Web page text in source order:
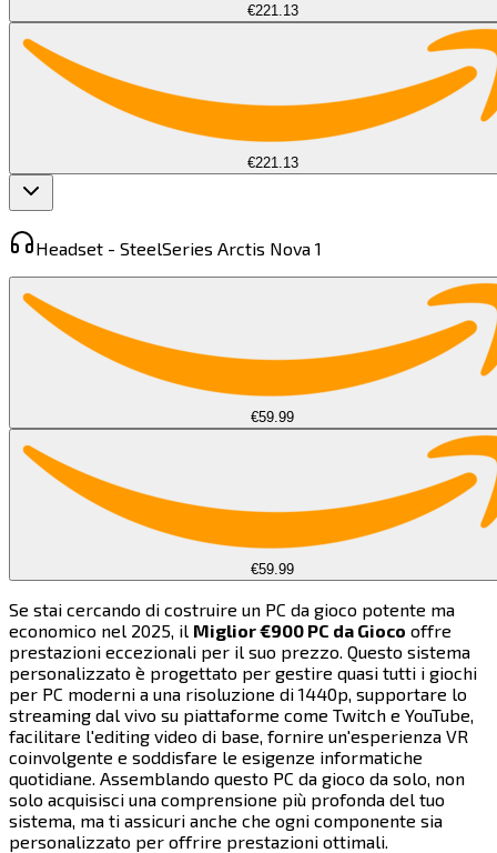
€221.13
€221.13
Headset - SteelSeries Arctis Nova 1​​​​‌ ‍ ​‍​‍‌‍ ‌ ​‍‌‍‍‌‌‍‌ ‌‍‍‌‌‍ ‍​‍​‍​ ‍‍​‍​‍‌ ​ ‌‍​‌‌‍ ‍‌‍‍‌‌ ‌​‌ ‍‌​‍ ‍‌‍‍‌‌‍ ​‍​‍​‍ ​​‍​‍‌‍‍​‌ ​‍‌‍‌‌‌‍‌‍​‍​‍​ ‍‍​‍​‍​‍ ‌‍​‌‌‍‌​‌‍ ‌‌‍‍‌‌‍ ‍​‍ ‌‍‍‌‌‍ ‍‌ ‌​‌‍‌‌‌‍ ‍‌ ‌​​‍ ‌‍‌‌‌‍‌​‌‍‍‌‌ ‌​​‍ ‌‍ ‌‌‍ ‌‍‌​‌‍‌‌​ ‌‌ ​​‌ ​‍‌‍‌‌‌ ​ ‌‍‌‌‌‍ ‍‌ ‌​‌‍​‌‌ ‌​‌‍‍‌‌‍ ‌‍ ‍​ ‍ ‌‍‍‌‌‍‌​​ ‌‌‍​‌​ ​‌​ ‌​​ ​‍​ ‍​​ ​‍​ ‌​​ ‍‌​‍ ‌‌‍​‌​ ‌ ‌‍​‌‌‍​‌​‍ ‌​ ‌​‌‍​‌​ ‌​‌‍​‌​‍ ‌‌‍​‍​ ‍‌​ ‌‌​ ​‌​‍ ‌​ ​‍​ ​‌​ ‌​‌‍​‌​ ​‌‌‍‌‌‌‍‌‌​ ​ ‌‍​‍​ ​‌‌‍​‌​ ‌ ​ ‍ ‌ ‌​‌ ‍‌‌ ​​‌‍‌‌​ ‌‌‍ ‌ ‌​‌‍‍​‌‍‌‌‌ ​‍​ ‍ ‌ ​​‌‍​‌‌ ‌​‌‍‍​​ ‌‌‍ ‍‌‍​‌‌‍ ‌‌‍‌‌​ ‌‍​‍‌‍​‌‌ ​ ‌‍‌‌‌‌‌‌‌ ​‍‌‍ ​​ ‌​‍‌‌​ ​‍‌​‌‍‌‍​‌‌‍‌​‌‍ ‌‌‍‍‌‌‍ ‍​‍‌‍‌‍‍‌‌‍‌​​ ‌‌‍​‌​ ​‌​ ‌​​ ​‍​ ‍​​ ​‍​ ‌​​ ‍‌​‍ ‌‌‍​‌​ ‌ ‌‍​‌‌‍​‌​‍ ‌​ ‌​‌‍​‌​ ‌​‌‍​‌​‍ ‌‌‍​‍​ ‍‌​ ‌‌​ ​‌​‍ ‌​ ​‍​ ​‌​ ‌​‌‍​‌​ ​‌‌‍‌‌‌‍‌‌​ ​ ‌‍​‍​ ​‌‌‍​‌​ ‌ ​‍‌‍‌ ‌​‌ ‍‌‌ ​​‌‍‌‌​ ‌‌‍ ‌ ‌​‌‍‍​‌‍‌‌‌ ​‍​‍‌‍‌ ​​‌‍​‌‌ ‌​‌‍‍​​ ‌‌‍ ‍‌‍​‌‌‍ ‌‌‍‌‌​‍‌‍‌ ​​‌‍‌‌‌ ​‍‌ ​ ‌ ​​‌‍‌‌‌‍​ ‌ ‌​‌‍‍‌‌ ‌‍‌‍‌‌​ ‌‌ ​​‌ ‌‌‌‍​‍‌‍ ​‌‍‍‌‌ ​ ‌‍‍​‌‍‌‌‌‍‌​​‍​‍‌ ‌
€59.99
€59.99
Se stai cercando di costruire un PC da gioco potente ma
economico nel 2025, il ​​​​‌ ‍ ​‍​‍‌‍ ‌ ​‍‌‍‍‌‌‍‌ ‌‍‍‌‌‍ ‍​‍​‍​ ‍‍​‍​‍‌ ​ ‌‍​‌‌‍ ‍‌‍‍‌‌ ‌​‌ ‍‌​‍ ‍‌‍‍‌‌‍ ​‍​‍​‍ ​​‍​‍‌‍‍​‌ ​‍‌‍‌‌‌‍‌‍​‍​‍​ ‍‍​‍​‍​‍ ‌‍​‌‌‍‌​‌‍ ‌‌‍‍‌‌‍ ‍​‍ ‌‍‍‌‌‍ ‍‌ ‌​‌‍‌‌‌‍ ‍‌ ‌​​‍ ‌‍‌‌‌‍‌​‌‍‍‌‌ ‌​​‍ ‌‍ ‌‌‍ ‌‍‌​‌‍‌‌​ ‌‌ ​​‌ ​‍‌‍‌‌‌ ​ ‌‍‌‌‌‍ ‍‌ ‌​‌‍​‌‌ ‌​‌‍‍‌‌‍ ‌‍ ‍​ ‍ ‌‍‍‌‌‍‌​​ ‌‌‍‌​​ ‍​​ ​​​ ‍​​ ​‌​ ‍​‌‍​ ​ ‌ ​‍ ‌​ ‌‌‌‍‌‍‌‍‌​​ ‍‌​‍ ‌​ ‌​​ ‌​​ ​‌​ ‍‌​‍ ‌‌‍​‍​ ‌‌​ ‌ ‌‍​ ​‍ ‌‌‍‌​‌‍‌​‌‍​‍‌‍​‌​ ‍‌‌‍‌‌‌‍‌‍‌‍‌‍‌‍​‌​ ​‌​ ‍‌​ ‌‍​ ‍ ‌ ‌​‌ ‍‌‌ ​​‌‍‌‌​ ‌‌‍​‍‌ ‌‌‌‍‍‌‌‍ ​‌‍‌​​ ‍ ‌ ​​‌‍​‌‌ ‌​‌‍‍​​ ‌‌‍‍‌​ ​‌​ ‍​‌‍ ‍‌‌ ‌‍ ​‌‍ ‌‍ ‍‌‍‌ ‌‌ ‌‍‌​‌‍‌‌‌ ​ ‌‍​ ​‍‌‌​ ‌‌‌​​‍‌‌ ‌‍‍ ‌‍‌‌‌ ‍‌​‍‌‌​ ​ ‌​‌​​‍‌‌​ ​ ‌​‌​​‍‌‌​ ​‍​ ​‍‌‍‍‌‌ ‌​​‍‌‌​ ​‍​ ​‍​‍‌‌​ ‌‌‌​‌​​‍ ‍‌ ‌‍‌‍​‌‌‍ ​‌ ‌‌‌‍‌‌​‍‌‌​ ‌‌‌​​‍‌‌ ‌‍‍ ‌‍‌‌‌ ‍‌​‍‌‌​ ​ ‌​‌​​‍‌‌​ ​ ‌​‌​​‍‌‌​ ​‍​ ​‍‌‍​ ​ ​‍‌‍​‌​ ‌‍​ ‌‍​ ​‌‌‍​‍​ ‍​​ ‍​​ ‍​‌‍‌‍‌‍‌‌​‍‌‌​ ​‍​ ​‍​‍‌‌​ ‌‌‌​‌​​‍ ‍‌‍​ ‌‍‍​‌‍‍‌‌‍ ​‌‍‌​‌ ​‍‌‍‌‌‌‍ ‍​‍‌‌​ ‌‌‌​​‍‌‌ ‌‍‍ ‌‍‌‌‌ ‍‌​‍‌‌​ ​ ‌​‌​​‍‌‌​ ​ ‌​‌​​‍‌‌​ ​‍​ ​‍​ ‌​‌‍‌‍‌‍‌​‌‍​‌​ ​​​ ​‌‌‍‌‍​ ‌​​ ​ ‌‍‌‌‌‍​ ‌‍‌‍​‍‌‌​ ​‍​ ​‍​‍‌‌​ ‌‌‌​‌​​‍ ‍‌ ‌​‌‍‌‌‌ ‍​‌ ‌​​ ‌‍​‍‌‍​‌‌ ​ ‌‍‌‌‌‌‌‌‌ ​‍‌‍ ​​ ‌​‍‌‌​ ​‍‌​‌‍‌‍​‌‌‍‌​‌‍ ‌‌‍‍‌‌‍ ‍​‍‌‍‌‍‍‌‌‍‌​​ ‌‌‍‌​​ ‍​​ ​​​ ‍​​ ​‌​ ‍​‌‍​ ​ ‌ ​‍ ‌​ ‌‌‌‍‌‍‌‍‌​​ ‍‌​‍ ‌​ ‌​​ ‌​​ ​‌​ ‍‌​‍ ‌‌‍​‍​ ‌‌​ ‌ ‌‍​ ​‍ ‌‌‍‌​‌‍‌​‌‍​‍‌‍​‌​ ‍‌‌‍‌‌‌‍‌‍‌‍‌‍‌‍​‌​ ​‌​ ‍‌​ ‌‍​‍‌‍‌ ‌​‌ ‍‌‌ ​​‌‍‌‌​ ‌‌‍​‍‌ ‌‌‌‍‍‌‌‍ ​‌‍‌​​‍‌‍‌ ​​‌‍​‌‌ ‌​‌‍‍​​ ‌‌‍‍‌​ ​‌​ ‍​‌‍ ‍‌‌ ‌‍ ​‌‍ ‌‍ ‍‌‍‌ ‌‌ ‌‍‌​‌‍‌‌‌ ​ ‌‍​ ​‍‌‌​ ‌‌‌​​‍‌‌ ‌‍‍ ‌‍‌‌‌ ‍‌​‍‌‌​ ​ ‌​‌​​‍‌‌​ ​ ‌​‌​​‍‌‌​ ​‍​ ​‍‌‍‍‌‌ ‌​​‍‌‌​ ​‍​ ​‍​‍‌‌​ ‌‌‌​‌​​‍ ‍‌ ‌‍‌‍​‌‌‍ ​‌ ‌‌‌‍‌‌​‍‌‌​ ‌‌‌​​‍‌‌ ‌‍‍ ‌‍‌‌‌ ‍‌​‍‌‌​ ​ ‌​‌​​‍‌‌​ ​ ‌​‌​​‍‌‌​ ​‍​ ​‍‌‍​ ​ ​‍‌‍​‌​ ‌‍​ ‌‍​ ​‌‌‍​‍​ ‍​​ ‍​​ ‍​‌‍‌‍‌‍‌‌​‍‌‌​ ​‍​ ​‍​‍‌‌​ ‌‌‌​‌​​‍ ‍‌‍​ ‌‍‍​‌‍‍‌‌‍ ​‌‍‌​‌ ​‍‌‍‌‌‌‍ ‍​‍‌‌​ ‌‌‌​​‍‌‌ ‌‍‍ ‌‍‌‌‌ ‍‌​‍‌‌​ ​ ‌​‌​​‍‌‌​ ​ ‌​‌​​‍‌‌​ ​‍​ ​‍​ ‌​‌‍‌‍‌‍‌​‌‍​‌​ ​​​ ​‌‌‍‌‍​ ‌​​ ​ ‌‍‌‌‌‍​ ‌‍‌‍​‍‌‌​ ​‍​ ​‍​‍‌‌​ ‌‌‌​‌​​‍ ‍‌ ‌​‌‍‌‌‌ ‍​‌ ‌​​‍‌‍‌ ​​‌‍‌‌‌ ​‍‌ ​ ‌ ​​‌‍‌‌‌‍​ ‌ ‌​‌‍‍‌‌ ‌‍‌‍‌‌​ ‌‌ ​​‌ ‌‌‌‍​‍‌‍ ​‌‍‍‌‌ ​ ‌‍‍​‌‍‌‌‌‍‌​​‍​‍‌ ‌ Miglior €900 PC da Gioco​​​​‌ ‍ ​‍​‍‌‍ ‌ ​‍‌‍‍‌‌‍‌ ‌‍‍‌‌‍ ‍​‍​‍​ ‍‍​‍​‍‌ ​ ‌‍​‌‌‍ ‍‌‍‍‌‌ ‌​‌ ‍‌​‍ ‍‌‍‍‌‌‍ ​‍​‍​‍ ​​‍​‍‌‍‍​‌ ​‍‌‍‌‌‌‍‌‍​‍​‍​ ‍‍​‍​‍​‍ ‌‍​‌‌‍‌​‌‍ ‌‌‍‍‌‌‍ ‍​‍ ‌‍‍‌‌‍ ‍‌ ‌​‌‍‌‌‌‍ ‍‌ ‌​​‍ ‌‍‌‌‌‍‌​‌‍‍‌‌ ‌​​‍ ‌‍ ‌‌‍ ‌‍‌​‌‍‌‌​ ‌‌ ​​‌ ​‍‌‍‌‌‌ ​ ‌‍‌‌‌‍ ‍‌ ‌​‌‍​‌‌ ‌​‌‍‍‌‌‍ ‌‍ ‍​ ‍ ‌‍‍‌‌‍‌​​ ‌‌‍‌​​ ‍​​ ​​​ ‍​​ ​‌​ ‍​‌‍​ ​ ‌ ​‍ ‌​ ‌‌‌‍‌‍‌‍‌​​ ‍‌​‍ ‌​ ‌​​ ‌​​ ​‌​ ‍‌​‍ ‌‌‍​‍​ ‌‌​ ‌ ‌‍​ ​‍ ‌‌‍‌​‌‍‌​‌‍​‍‌‍​‌​ ‍‌‌‍‌‌‌‍‌‍‌‍‌‍‌‍​‌​ ​‌​ ‍‌​ ‌‍​ ‍ ‌ ‌​‌ ‍‌‌ ​​‌‍‌‌​ ‌‌‍​‍‌ ‌‌‌‍‍‌‌‍ ​‌‍‌​​ ‍ ‌ ​​‌‍​‌‌ ‌​‌‍‍​​ ‌‌‍‍‌​ ​‌​ ‍​‌‍ ‍‌‌ ‌‍ ​‌‍ ‌‍ ‍‌‍‌ ‌‌ ‌‍‌​‌‍‌‌‌ ​ ‌‍​ ​‍‌‌​ ‌‌‌​​‍‌‌ ‌‍‍ ‌‍‌‌‌ ‍‌​‍‌‌​ ​ ‌​‌​​‍‌‌​ ​ ‌​‌​​‍‌‌​ ​‍​ ​‍‌‍‍‌‌ ‌​​‍‌‌​ ​‍​ ​‍​‍‌‌​ ‌‌‌​‌​​‍ ‍‌ ‌‍‌‍​‌‌‍ ​‌ ‌‌‌‍‌‌​‍‌‌​ ‌‌‌​​‍‌‌ ‌‍‍ ‌‍‌‌‌ ‍‌​‍‌‌​ ​ ‌​‌​​‍‌‌​ ​ ‌​‌​​‍‌‌​ ​‍​ ​‍‌‍​ ​ ​‍‌‍​‌​ ‌‍​ ‌‍​ ​‌‌‍​‍​ ‍​​ ‍​​ ‍​‌‍‌‍‌‍‌‌​‍‌‌​ ​‍​ ​‍​‍‌‌​ ‌‌‌​‌​​‍ ‍‌‍​ ‌‍‍​‌‍‍‌‌‍ ​‌‍‌​‌ ​‍‌‍‌‌‌‍ ‍​‍‌‌​ ‌‌‌​​‍‌‌ ‌‍‍ ‌‍‌‌‌ ‍‌​‍‌‌​ ​ ‌​‌​​‍‌‌​ ​ ‌​‌​​‍‌‌​ ​‍​ ​‍​ ‍‌​ ​‌​ ‌‍​ ​​​ ‍​​ ‍‌‌‍​‌​ ​ ​ ​ ‌‍​‌​ ‌ ​ ‍​​‍‌‌​ ​‍​ ​‍​‍‌‌​ ‌‌‌​‌​​‍ ‍‌ ‌​‌‍‌‌‌ ‍​‌ ‌​​ ‌‍​‍‌‍​‌‌ ​ ‌‍‌‌‌‌‌‌‌ ​‍‌‍ ​​ ‌​‍‌‌​ ​‍‌​‌‍‌‍​‌‌‍‌​‌‍ ‌‌‍‍‌‌‍ ‍​‍‌‍‌‍‍‌‌‍‌​​ ‌‌‍‌​​ ‍​​ ​​​ ‍​​ ​‌​ ‍​‌‍​ ​ ‌ ​‍ ‌​ ‌‌‌‍‌‍‌‍‌​​ ‍‌​‍ ‌​ ‌​​ ‌​​ ​‌​ ‍‌​‍ ‌‌‍​‍​ ‌‌​ ‌ ‌‍​ ​‍ ‌‌‍‌​‌‍‌​‌‍​‍‌‍​‌​ ‍‌‌‍‌‌‌‍‌‍‌‍‌‍‌‍​‌​ ​‌​ ‍‌​ ‌‍​‍‌‍‌ ‌​‌ ‍‌‌ ​​‌‍‌‌​ ‌‌‍​‍‌ ‌‌‌‍‍‌‌‍ ​‌‍‌​​‍‌‍‌ ​​‌‍​‌‌ ‌​‌‍‍​​ ‌‌‍‍‌​ ​‌​ ‍​‌‍ ‍‌‌ ‌‍ ​‌‍ ‌‍ ‍‌‍‌ ‌‌ ‌‍‌​‌‍‌‌‌ ​ ‌‍​ ​‍‌‌​ ‌‌‌​​‍‌‌ ‌‍‍ ‌‍‌‌‌ ‍‌​‍‌‌​ ​ ‌​‌​​‍‌‌​ ​ ‌​‌​​‍‌‌​ ​‍​ ​‍‌‍‍‌‌ ‌​​‍‌‌​ ​‍​ ​‍​‍‌‌​ ‌‌‌​‌​​‍ ‍‌ ‌‍‌‍​‌‌‍ ​‌ ‌‌‌‍‌‌​‍‌‌​ ‌‌‌​​‍‌‌ ‌‍‍ ‌‍‌‌‌ ‍‌​‍‌‌​ ​ ‌​‌​​‍‌‌​ ​ ‌​‌​​‍‌‌​ ​‍​ ​‍‌‍​ ​ ​‍‌‍​‌​ ‌‍​ ‌‍​ ​‌‌‍​‍​ ‍​​ ‍​​ ‍​‌‍‌‍‌‍‌‌​‍‌‌​ ​‍​ ​‍​‍‌‌​ ‌‌‌​‌​​‍ ‍‌‍​ ‌‍‍​‌‍‍‌‌‍ ​‌‍‌​‌ ​‍‌‍‌‌‌‍ ‍​‍‌‌​ ‌‌‌​​‍‌‌ ‌‍‍ ‌‍‌‌‌ ‍‌​‍‌‌​ ​ ‌​‌​​‍‌‌​ ​ ‌​‌​​‍‌‌​ ​‍​ ​‍​ ‍‌​ ​‌​ ‌‍​ ​​​ ‍​​ ‍‌‌‍​‌​ ​ ​ ​ ‌‍​‌​ ‌ ​ ‍​​‍‌‌​ ​‍​ ​‍​‍‌‌​ ‌‌‌​‌​​‍ ‍‌ ‌​‌‍‌‌‌ ‍​‌ ‌​​‍‌‍‌ ​​‌‍‌‌‌ ​‍‌ ​ ‌ ​​‌‍‌‌‌‍​ ‌ ‌​‌‍‍‌‌ ‌‍‌‍‌‌​ ‌‌ ​​‌ ‌‌‌‍​‍‌‍ ​‌‍‍‌‌ ​ ‌‍‍​‌‍‌‌‌‍‌​​‍​‍‌ ‌ offre
prestazioni eccezionali per il suo prezzo. Questo sistema
personalizzato è progettato per gestire quasi tutti i giochi
per PC moderni a una risoluzione di 1440p, supportare lo
streaming dal vivo su piattaforme come Twitch e YouTube,
facilitare l'editing video di base, fornire un'esperienza VR
coinvolgente e soddisfare le esigenze informatiche
quotidiane. Assemblando questo PC da gioco da solo, non
solo acquisisci una comprensione più profonda del tuo
sistema, ma ti assicuri anche che ogni componente sia
personalizzato per offrire prestazioni ottimali.​​​​‌ ‍ ​‍​‍‌‍ ‌ ​‍‌‍‍‌‌‍‌ ‌‍‍‌‌‍ ‍​‍​‍​ ‍‍​‍​‍‌ ​ ‌‍​‌‌‍ ‍‌‍‍‌‌ ‌​‌ ‍‌​‍ ‍‌‍‍‌‌‍ ​‍​‍​‍ ​​‍​‍‌‍‍​‌ ​‍‌‍‌‌‌‍‌‍​‍​‍​ ‍‍​‍​‍​‍ ‌‍​‌‌‍‌​‌‍ ‌‌‍‍‌‌‍ ‍​‍ ‌‍‍‌‌‍ ‍‌ ‌​‌‍‌‌‌‍ ‍‌ ‌​​‍ ‌‍‌‌‌‍‌​‌‍‍‌‌ ‌​​‍ ‌‍ ‌‌‍ ‌‍‌​‌‍‌‌​ ‌‌ ​​‌ ​‍‌‍‌‌‌ ​ ‌‍‌‌‌‍ ‍‌ ‌​‌‍​‌‌ ‌​‌‍‍‌‌‍ ‌‍ ‍​ ‍ ‌‍‍‌‌‍‌​​ ‌‌‍‌​​ ‍​​ ​​​ ‍​​ ​‌​ ‍​‌‍​ ​ ‌ ​‍ ‌​ ‌‌‌‍‌‍‌‍‌​​ ‍‌​‍ ‌​ ‌​​ ‌​​ ​‌​ ‍‌​‍ ‌‌‍​‍​ ‌‌​ ‌ ‌‍​ ​‍ ‌‌‍‌​‌‍‌​‌‍​‍‌‍​‌​ ‍‌‌‍‌‌‌‍‌‍‌‍‌‍‌‍​‌​ ​‌​ ‍‌​ ‌‍​ ‍ ‌ ‌​‌ ‍‌‌ ​​‌‍‌‌​ ‌‌‍​‍‌ ‌‌‌‍‍‌‌‍ ​‌‍‌​​ ‍ ‌ ​​‌‍​‌‌ ‌​‌‍‍​​ ‌‌‍‍‌​ ​‌​ ‍​‌‍ ‍‌‌ ‌‍ ​‌‍ ‌‍ ‍‌‍‌ ‌‌ ‌‍‌​‌‍‌‌‌ ​ ‌‍​ ​‍‌‌​ ‌‌‌​​‍‌‌ ‌‍‍ ‌‍‌‌‌ ‍‌​‍‌‌​ ​ ‌​‌​​‍‌‌​ ​ ‌​‌​​‍‌‌​ ​‍​ ​‍‌‍‍‌‌ ‌​​‍‌‌​ ​‍​ ​‍​‍‌‌​ ‌‌‌​‌​​‍ ‍‌ ‌‍‌‍​‌‌‍ ​‌ ‌‌‌‍‌‌​‍‌‌​ ‌‌‌​​‍‌‌ ‌‍‍ ‌‍‌‌‌ ‍‌​‍‌‌​ ​ ‌​‌​​‍‌‌​ ​ ‌​‌​​‍‌‌​ ​‍​ ​‍‌‍​ ​ ​‍‌‍​‌​ ‌‍​ ‌‍​ ​‌‌‍​‍​ ‍​​ ‍​​ ‍​‌‍‌‍‌‍‌‌​‍‌‌​ ​‍​ ​‍​‍‌‌​ ‌‌‌​‌​​‍ ‍‌‍​ ‌‍‍​‌‍‍‌‌‍ ​‌‍‌​‌ ​‍‌‍‌‌‌‍ ‍​‍‌‌​ ‌‌‌​​‍‌‌ ‌‍‍ ‌‍‌‌‌ ‍‌​‍‌‌​ ​ ‌​‌​​‍‌‌​ ​ ‌​‌​​‍‌‌​ ​‍​ ​‍‌‍​‌​ ​​​ ‌‌​ ​​​ ‍‌​ ‍‌‌‍​‍​ ‌ ‌‍‌​​ ​‌​ ​​​ ‌ ​‍‌‌​ ​‍​ ​‍​‍‌‌​ ‌‌‌​‌​​‍ ‍‌ ‌​‌‍‌‌‌ ‍​‌ ‌​​ ‌‍​‍‌‍​‌‌ ​ ‌‍‌‌‌‌‌‌‌ ​‍‌‍ ​​ ‌​‍‌‌​ ​‍‌​‌‍‌‍​‌‌‍‌​‌‍ ‌‌‍‍‌‌‍ ‍​‍‌‍‌‍‍‌‌‍‌​​ ‌‌‍‌​​ ‍​​ ​​​ ‍​​ ​‌​ ‍​‌‍​ ​ ‌ ​‍ ‌​ ‌‌‌‍‌‍‌‍‌​​ ‍‌​‍ ‌​ ‌​​ ‌​​ ​‌​ ‍‌​‍ ‌‌‍​‍​ ‌‌​ ‌ ‌‍​ ​‍ ‌‌‍‌​‌‍‌​‌‍​‍‌‍​‌​ ‍‌‌‍‌‌‌‍‌‍‌‍‌‍‌‍​‌​ ​‌​ ‍‌​ ‌‍​‍‌‍‌ ‌​‌ ‍‌‌ ​​‌‍‌‌​ ‌‌‍​‍‌ ‌‌‌‍‍‌‌‍ ​‌‍‌​​‍‌‍‌ ​​‌‍​‌‌ ‌​‌‍‍​​ ‌‌‍‍‌​ ​‌​ ‍​‌‍ ‍‌‌ ‌‍ ​‌‍ ‌‍ ‍‌‍‌ ‌‌ ‌‍‌​‌‍‌‌‌ ​ ‌‍​ ​‍‌‌​ ‌‌‌​​‍‌‌ ‌‍‍ ‌‍‌‌‌ ‍‌​‍‌‌​ ​ ‌​‌​​‍‌‌​ ​ ‌​‌​​‍‌‌​ ​‍​ ​‍‌‍‍‌‌ ‌​​‍‌‌​ ​‍​ ​‍​‍‌‌​ ‌‌‌​‌​​‍ ‍‌ ‌‍‌‍​‌‌‍ ​‌ ‌‌‌‍‌‌​‍‌‌​ ‌‌‌​​‍‌‌ ‌‍‍ ‌‍‌‌‌ ‍‌​‍‌‌​ ​ ‌​‌​​‍‌‌​ ​ ‌​‌​​‍‌‌​ ​‍​ ​‍‌‍​ ​ ​‍‌‍​‌​ ‌‍​ ‌‍​ ​‌‌‍​‍​ ‍​​ ‍​​ ‍​‌‍‌‍‌‍‌‌​‍‌‌​ ​‍​ ​‍​‍‌‌​ ‌‌‌​‌​​‍ ‍‌‍​ ‌‍‍​‌‍‍‌‌‍ ​‌‍‌​‌ ​‍‌‍‌‌‌‍ ‍​‍‌‌​ ‌‌‌​​‍‌‌ ‌‍‍ ‌‍‌‌‌ ‍‌​‍‌‌​ ​ ‌​‌​​‍‌‌​ ​ ‌​‌​​‍‌‌​ ​‍​ ​‍‌‍​‌​ ​​​ ‌‌​ ​​​ ‍‌​ ‍‌‌‍​‍​ ‌ ‌‍‌​​ ​‌​ ​​​ ‌ ​‍‌‌​ ​‍​ ​‍​‍‌‌​ ‌‌‌​‌​​‍ ‍‌ ‌​‌‍‌‌‌ ‍​‌ ‌​​‍‌‍‌ ​​‌‍‌‌‌ ​‍‌ ​ ‌ ​​‌‍‌‌‌‍​ ‌ ‌​‌‍‍‌‌ ‌‍‌‍‌‌​ ‌‌ ​​‌ ‌‌‌‍​‍‌‍ ​‌‍‍‌‌ ​ ‌‍‍​‌‍‌‌‌‍‌​​‍​‍‌ ‌